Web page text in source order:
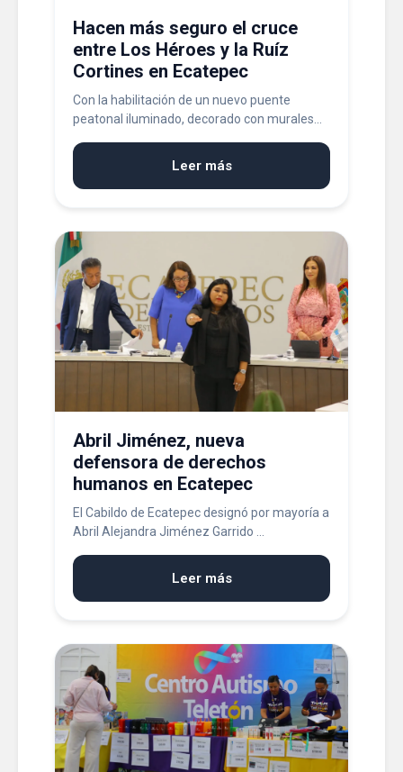
Hacen más seguro el cruce
entre Los Héroes y la Ruíz
Cortines en Ecatepec
Con la habilitación de un nuevo puente
peatonal iluminado, decorado con murales...
Leer más
Abril Jiménez, nueva
defensora de derechos
humanos en Ecatepec
El Cabildo de Ecatepec designó por mayoría a
Abril Alejandra Jiménez Garrido ...
Leer más